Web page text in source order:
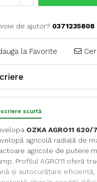
de ajutor? 0371235808
la Favorite
scurtă
OZKA AGRO11
agricolă radială de
agricole de putere
Profilul AGRO11 oferă
și autocurățare